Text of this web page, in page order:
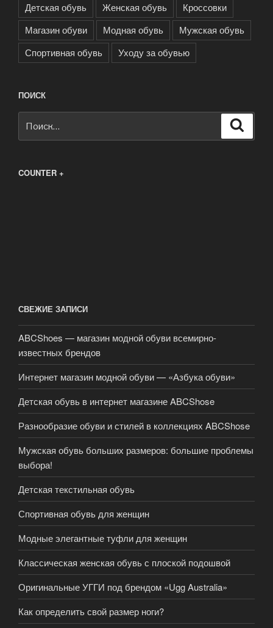
Детская обувь
Женская обувь
Кроссовки
Магазин обуви
Модная обувь
Мужская обувь
Спортивная обувь
Уходу за обувью
ПОИСК
COUNTER +
СВЕЖИЕ ЗАПИСИ
ABCShoes — магазин модной обуви всемирно-
известных брендов
Интернет магазин модной обуви — «Азбука обуви»
Детская обувь в интернет магазине ABCShose
Разнообразие обуви и стилей в коллекциях ABCShose
Мужская обувь больших размеров: большие проблемы
выбора!
Детская текстильная обувь
Спортивная обувь для женщин
Модные элегантные туфли для женщин
Классическая женская обувь с плоской подошвой
Оригинальные УГГИ под брендом «Ugg Australia»
Как определить свой размер ноги?